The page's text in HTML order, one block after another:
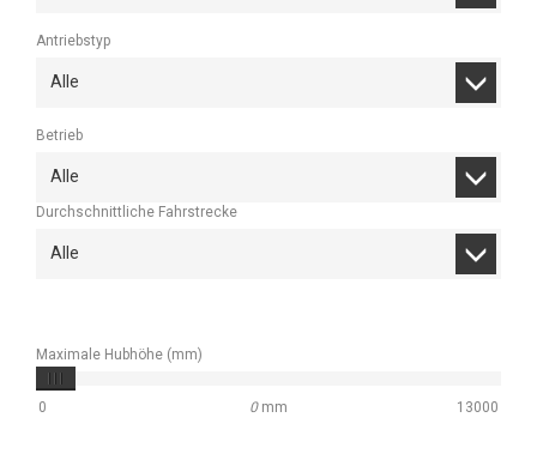
Antriebstyp
Alle
Betrieb
Alle
Durchschnittliche Fahrstrecke
Alle
Maximale Hubhöhe (mm)
0 0mm 13000